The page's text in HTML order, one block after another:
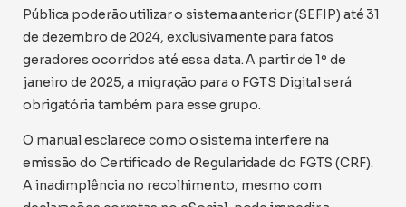
Pública poderão utilizar o sistema anterior (SEFIP) até 31
de dezembro de 2024, exclusivamente para fatos
geradores ocorridos até essa data. A partir de 1º de
janeiro de 2025, a migração para o FGTS Digital será
obrigatória também para esse grupo.
O manual esclarece como o sistema interfere na
emissão do Certificado de Regularidade do FGTS (CRF).
A inadimplência no recolhimento, mesmo com